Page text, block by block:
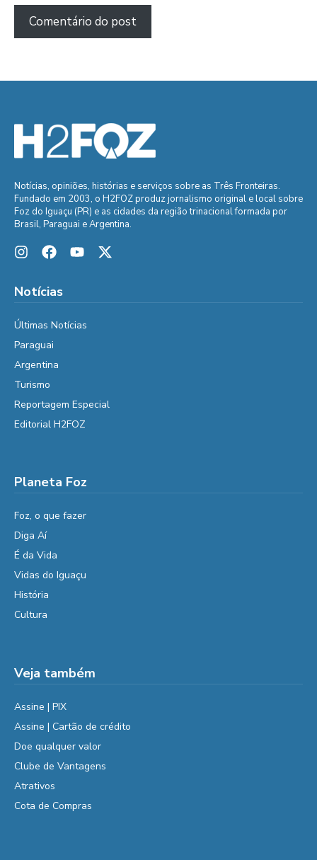
Notícias, opiniões, histórias e serviços sobre as Três Fronteiras.
Fundado em 2003, o H2FOZ produz jornalismo original e local sobre
Foz do Iguaçu (PR) e as cidades da região trinacional formada por
Brasil, Paraguai e Argentina.
Notícias
Últimas Notícias
Paraguai
Argentina
Turismo
Reportagem Especial
Editorial H2FOZ
Planeta Foz
Foz, o que fazer
Diga Aí
É da Vida
Vidas do Iguaçu
História
Cultura
Veja também
Assine | PIX
Assine | Cartão de crédito
Doe qualquer valor
Clube de Vantagens
Atrativos
Cota de Compras